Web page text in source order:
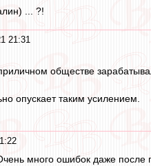
... ?!
21:31
обществе
опускает таким усилением.
много ошибок даже после